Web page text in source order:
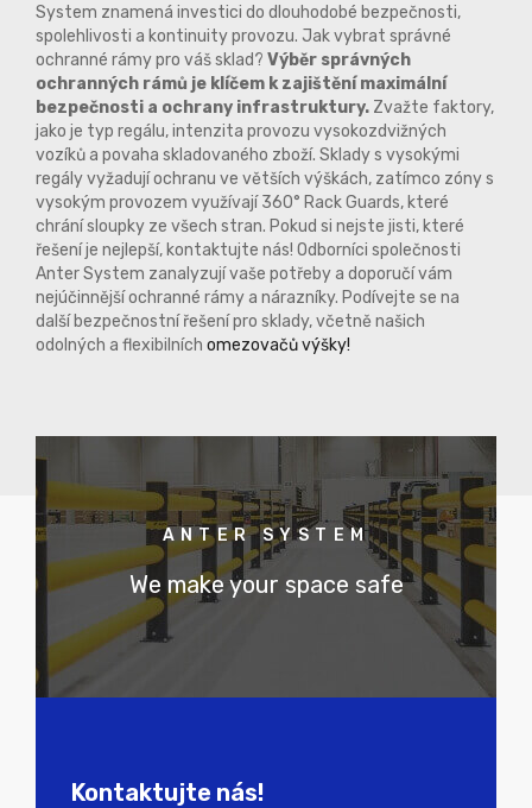
System znamená investici do dlouhodobé bezpečnosti,
spolehlivosti a kontinuity provozu. Jak vybrat správné
ochranné rámy pro váš sklad? Výběr správných
ochranných rámů je klíčem k zajištění maximální
bezpečnosti a ochrany infrastruktury. Zvažte faktory,
jako je typ regálu, intenzita provozu vysokozdvižných
vozíků a povaha skladovaného zboží. Sklady s vysokými
regály vyžadují ochranu ve větších výškách, zatímco zóny s
vysokým provozem využívají 360° Rack Guards, které
chrání sloupky ze všech stran. Pokud si nejste jisti, které
řešení je nejlepší, kontaktujte nás! Odborníci společnosti
Anter System zanalyzují vaše potřeby a doporučí vám
nejúčinnější ochranné rámy a nárazníky. Podívejte se na
další bezpečnostní řešení pro sklady, včetně našich
odolných a flexibilních omezovačů výšky!
ANTER SYSTEM
We make your space safe
Kontaktujte nás!